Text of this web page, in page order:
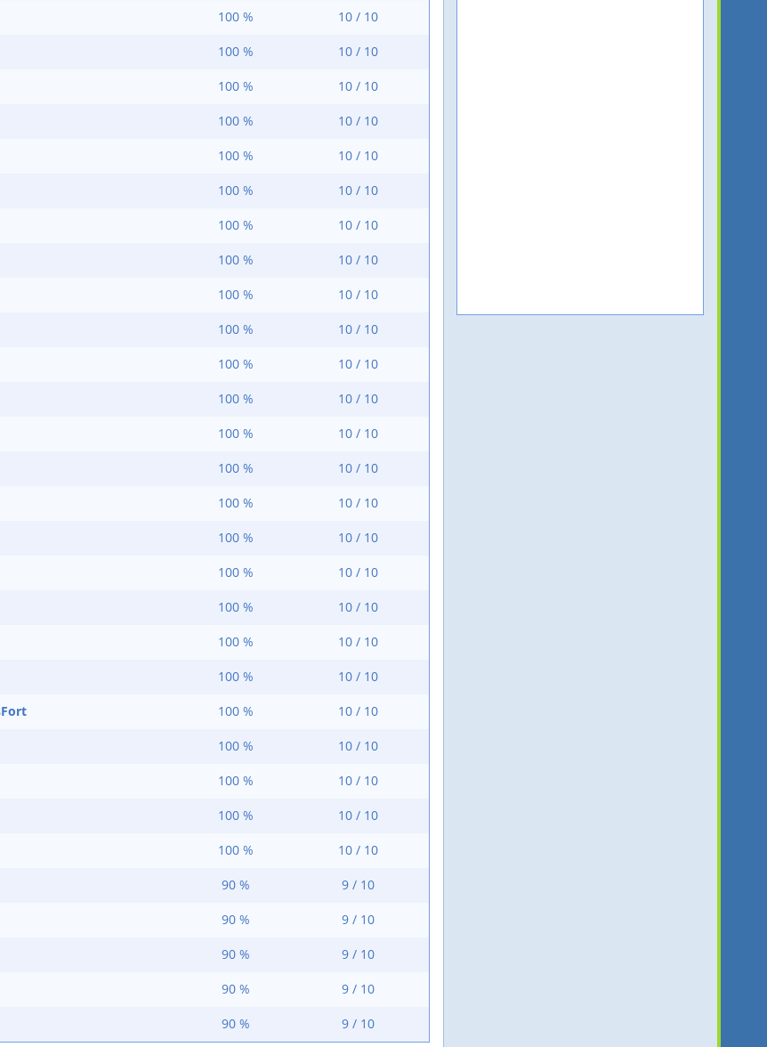
100 % 10 / 10
100 % 10 / 10
100 % 10 / 10
100 % 10 / 10
100 % 10 / 10
100 % 10 / 10
100 % 10 / 10
100 % 10 / 10
100 % 10 / 10
100 % 10 / 10
100 % 10 / 10
100 % 10 / 10
100 % 10 / 10
100 % 10 / 10
100 % 10 / 10
100 % 10 / 10
100 % 10 / 10
100 % 10 / 10
100 % 10 / 10
100 % 10 / 10
100 % 10 / 10
100 % 10 / 10
100 % 10 / 10
100 % 10 / 10
100 % 10 / 10
90 % 9 / 10
90 % 9 / 10
90 % 9 / 10
90 % 9 / 10
90 % 9 / 10